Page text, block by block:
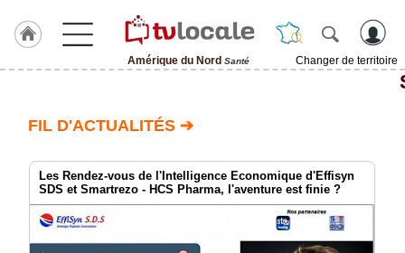
Amérique du Nord Santé
Changer de territoire
Amérique
TvLocale
France
FIL D'ACTUALITÉS ➔
Les Rendez-vous de l'Intelligence Economique d'Effisyn
SDS et Smartrezo - HCS Pharma, l'aventure est finie ?